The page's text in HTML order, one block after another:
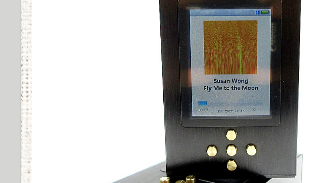
Powered by livedoor 相互RSS
Powered by